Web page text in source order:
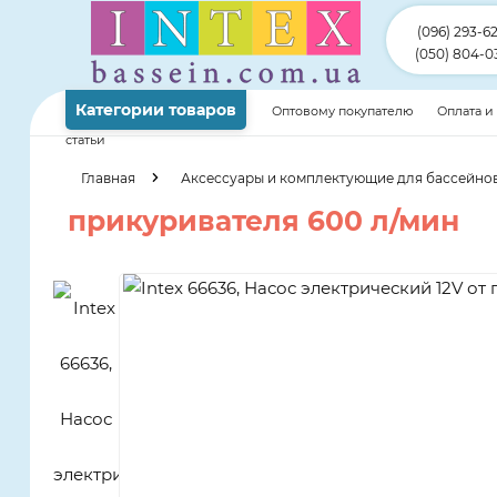
(096) 293-
(050) 804-
Категории товаров Оптовому покупателю
Оплата и
статьи
Главная Аксессуары и комплектующие для
прикуривателя 600 л/мин